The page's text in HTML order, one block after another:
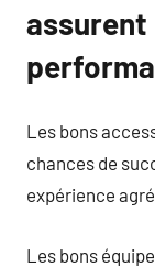
Les bons
chances de
expérience
Les bons